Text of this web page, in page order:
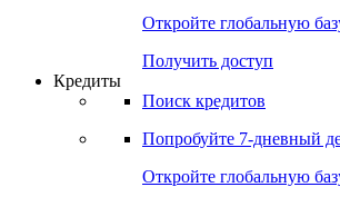
Откройте глобальную
Получить доступ
Кредиты
Поиск кредитов
Попробуйте 7-дневный
Откройте глобальную